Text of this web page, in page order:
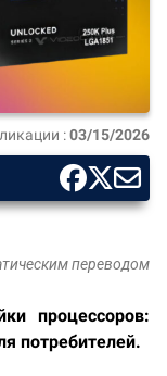
:03/15/2026
переводом
процессоров:
потребителей.